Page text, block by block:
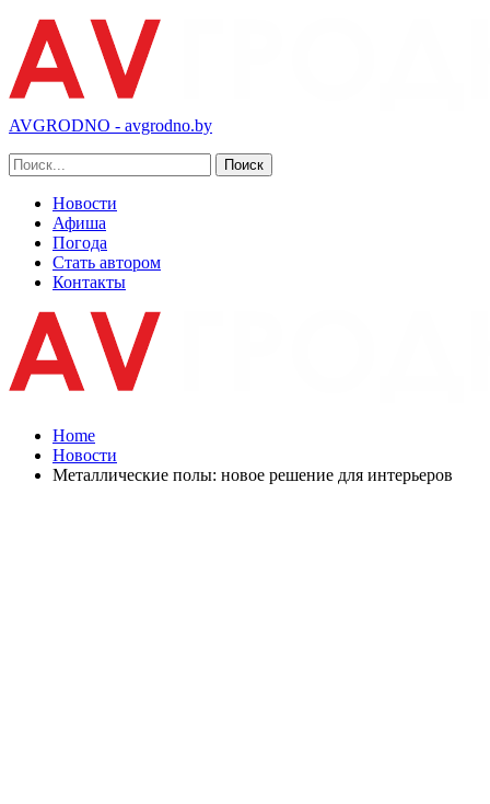
AVGRODNO - avgrodno.by
Новости
Афиша
Погода
Стать автором
Контакты
Home
Новости
Металлические полы: новое решение для интерьеров